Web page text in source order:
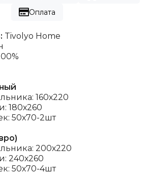
Оплата
Tivolyo Home
160х220
180х260
50х70-2шт
200х220
240х260
50х70-4шт